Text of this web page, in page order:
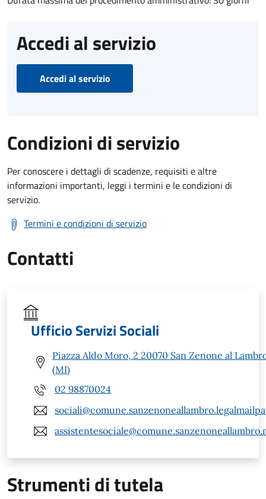
Accedi al servizio
Accedi al servizio
Condizioni di servizio
Per conoscere i dettagli di scadenze, requisiti e altre
informazioni importanti, leggi i termini e le condizioni di
servizio.
Termini e condizioni di servizio
Contatti
Ufficio Servizi Sociali
Piazza Aldo Moro, 2 20070 San Zenone al
(MI)
02 98870024
Strumenti di tutela